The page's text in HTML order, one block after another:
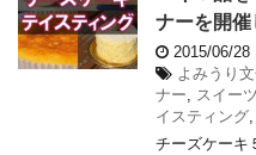
ナーを開催
2015/06/28
よみうり
ナー, スイー
イスティング,
チーズケーキ